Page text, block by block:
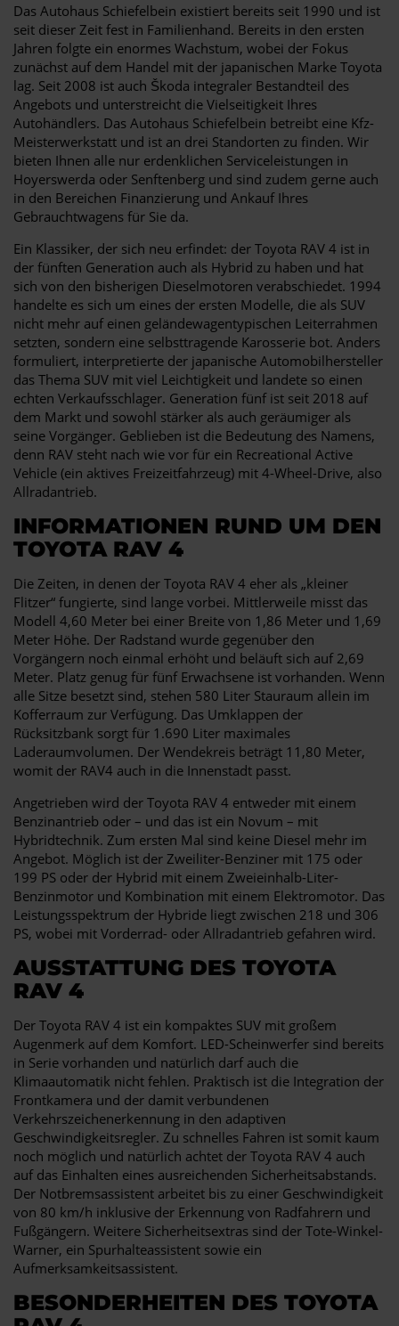
Das Autohaus Schiefelbein existiert bereits seit 1990 und ist
seit dieser Zeit fest in Familienhand. Bereits in den ersten
Jahren folgte ein enormes Wachstum, wobei der Fokus
zunächst auf dem Handel mit der japanischen Marke Toyota
lag. Seit 2008 ist auch Škoda integraler Bestandteil des
Angebots und unterstreicht die Vielseitigkeit Ihres
Autohändlers. Das Autohaus Schiefelbein betreibt eine Kfz-
Meisterwerkstatt und ist an drei Standorten zu finden. Wir
bieten Ihnen alle nur erdenklichen Serviceleistungen in
Hoyerswerda oder Senftenberg und sind zudem gerne auch
in den Bereichen Finanzierung und Ankauf Ihres
Gebrauchtwagens für Sie da.
Ein Klassiker, der sich neu erfindet: der Toyota RAV 4 ist in
der fünften Generation auch als Hybrid zu haben und hat
sich von den bisherigen Dieselmotoren verabschiedet. 1994
handelte es sich um eines der ersten Modelle, die als SUV
nicht mehr auf einen geländewagentypischen Leiterrahmen
setzten, sondern eine selbsttragende Karosserie bot. Anders
formuliert, interpretierte der japanische Automobilhersteller
das Thema SUV mit viel Leichtigkeit und landete so einen
echten Verkaufsschlager. Generation fünf ist seit 2018 auf
dem Markt und sowohl stärker als auch geräumiger als
seine Vorgänger. Geblieben ist die Bedeutung des Namens,
denn RAV steht nach wie vor für ein Recreational Active
Vehicle (ein aktives Freizeitfahrzeug) mit 4-Wheel-Drive, also
Allradantrieb.
INFORMATIONEN RUND UM DEN
TOYOTA RAV 4
Die Zeiten, in denen der Toyota RAV 4 eher als „kleiner
Flitzer“ fungierte, sind lange vorbei. Mittlerweile misst das
Modell 4,60 Meter bei einer Breite von 1,86 Meter und 1,69
Meter Höhe. Der Radstand wurde gegenüber den
Vorgängern noch einmal erhöht und beläuft sich auf 2,69
Meter. Platz genug für fünf Erwachsene ist vorhanden. Wenn
alle Sitze besetzt sind, stehen 580 Liter Stauraum allein im
Kofferraum zur Verfügung. Das Umklappen der
Rücksitzbank sorgt für 1.690 Liter maximales
Laderaumvolumen. Der Wendekreis beträgt 11,80 Meter,
womit der RAV4 auch in die Innenstadt passt.
Angetrieben wird der Toyota RAV 4 entweder mit einem
Benzinantrieb oder – und das ist ein Novum – mit
Hybridtechnik. Zum ersten Mal sind keine Diesel mehr im
Angebot. Möglich ist der Zweiliter-Benziner mit 175 oder
199 PS oder der Hybrid mit einem Zweieinhalb-Liter-
Benzinmotor und Kombination mit einem Elektromotor. Das
Leistungsspektrum der Hybride liegt zwischen 218 und 306
PS, wobei mit Vorderrad- oder Allradantrieb gefahren wird.
AUSSTATTUNG DES TOYOTA
RAV 4
Der Toyota RAV 4 ist ein kompaktes SUV mit großem
Augenmerk auf dem Komfort. LED-Scheinwerfer sind bereits
in Serie vorhanden und natürlich darf auch die
Klimaautomatik nicht fehlen. Praktisch ist die Integration der
Frontkamera und der damit verbundenen
Verkehrszeichenerkennung in den adaptiven
Geschwindigkeitsregler. Zu schnelles Fahren ist somit kaum
noch möglich und natürlich achtet der Toyota RAV 4 auch
auf das Einhalten eines ausreichenden Sicherheitsabstands.
Der Notbremsassistent arbeitet bis zu einer Geschwindigkeit
von 80 km/h inklusive der Erkennung von Radfahrern und
Fußgängern. Weitere Sicherheitsextras sind der Tote-Winkel-
Warner, ein Spurhalteassistent sowie ein
Aufmerksamkeitsassistent.
BESONDERHEITEN DES TOYOTA